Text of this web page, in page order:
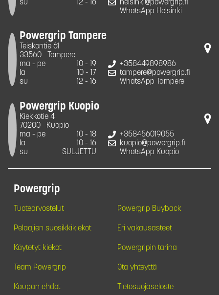
su
12 - 16
helsinki@powergrip.fi
WhatsApp Helsinki
Powergrip Tampere
Teiskontie 61
33560
Tampere
ma - pe
10 - 19
la
10 - 17
su
12 - 16
+358449898986
tampere@powergrip.fi
WhatsApp Tampere
Powergrip Kuopio
Kiekkotie 4
70200
Kuopio
ma - pe
10 - 18
la
10 - 16
su
SULJETTU
+358456019055
kuopio@powergrip.fi
WhatsApp Kuopio
Powergrip
Tuotearvostelut Powergrip Buyback
Pelaajien suosikkikiekot Eri vakausasteet
Käytetyt kiekot Powergripin tarina
Team Powergrip Ota yhteyttä
Kaupan ehdot Tietosuojaseloste